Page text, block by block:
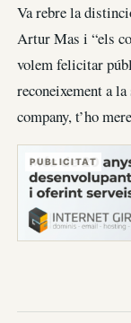
Va rebre la
Artur Mas i “els
volem felicitar
reconeixement a
company, t’ho
PUBLICITAT